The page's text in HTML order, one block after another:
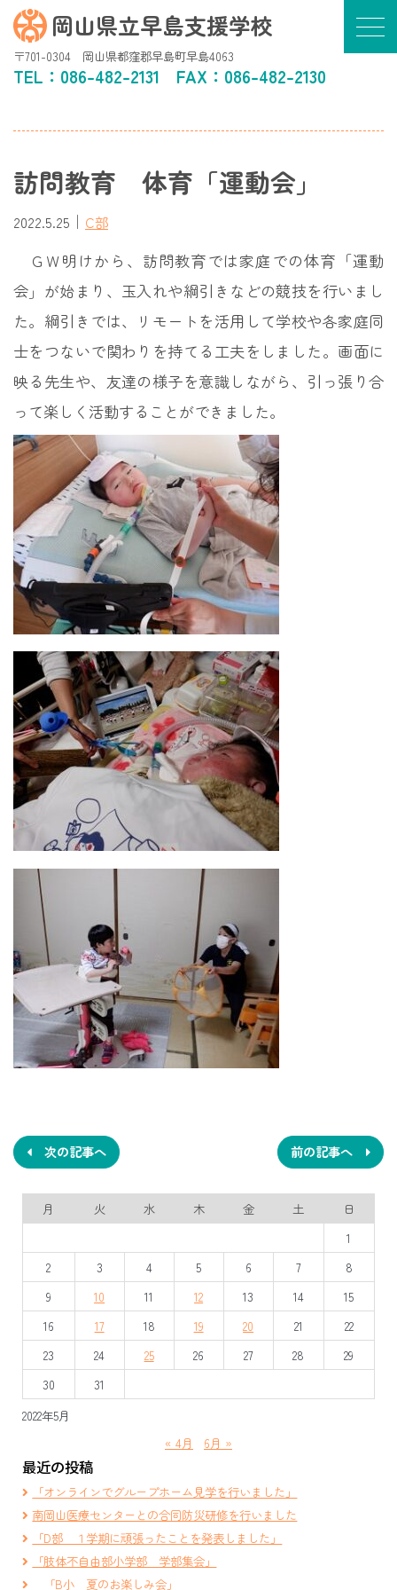
岡山県立早島支援学校
〒701-0304 岡山県都窪郡早島町早島4063
TEL： 086-482-2131 FAX：086-482-2130
訪問教育 体育「運動会」
2022.5.25 ｜ C部
ＧＷ明けから、訪問教育では家庭での体育「運動
会」が始まり、玉入れや綱引きなどの競技を行いまし
た。綱引きでは、リモートを活用して学校や各家庭同
士をつないで関わりを持てる工夫をしました。画面に
映る先生や、友達の様子を意識しながら、引っ張り合
って楽しく活動することができました。
稿
ナ
ビ
ゲ
ー
シ
ョ
ン
前の記事へ
次の記事へ
2022年5月
月 火 水 木 金 土
日
1
2
3 4 5 6 7
8
9
10 11 12 13 14
15
16
17 18 19 20 21
22
23
24 25 26 27 28
29
30
31
« 4月 6月 »
最近の投稿
「オンラインでグループホーム見学を行いました」
南岡山医療センターとの合同防災研修を行いました
「D部 １学期に頑張ったことを発表しました」
「肢体不自由部小学部 学部集会」
「B小 夏のお楽しみ会」